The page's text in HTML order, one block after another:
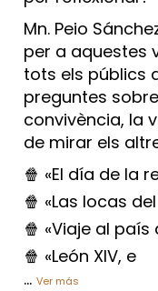
Mn. Peio
per a aquestes
tots els públics
preguntes
convivència, la
de mirar els
🍿 «El día de la
🍿 «Las locas
🍿 «Viaje al
🍿 «León XIV, e
... Ver más